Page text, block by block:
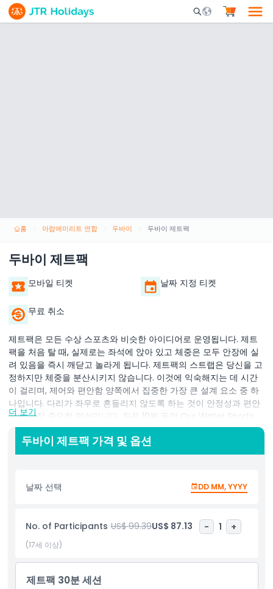
Mobile Search
홈 아랍에미리트 연합 두바이 두바이 제트팩
두바이 제트팩
모바일 티켓 날짜 지정 티켓
무료 취소
제트팩은 모든 수상 스포츠와 비슷한 아이디어로 운영됩니다. 제트
팩을 처음 탈 때, 실제로는 좌석에 앉아 있고 체중은 모두 안장에 실
려 있음을 즉시 깨닫고 놀라게 됩니다. 제트팩의 스트랩은 당신을 고
정하지만 체중을 분산시키지 않습니다. 이것에 익숙해지는 데 시간
이 걸리며, 제어와 편안함 양쪽에서 집중한 가장 큰 설계 요소 중 하
나입니다. 다리가 좌우로 흔들리지 않도록 하는 것이 안정성과 편안
함의 가장 중요한 열쇠입니다. 처음 10분 동안 Our Water Sports
Dubai 전문 강사가 장치 사용법, 이착륙 방법, 손 신호, 안전 절차를
설명하며 그 후 20분 동안 비행 시간을 갖습니다. 몇 분 내에 비행의
자유를 만끽하게 될 것입니다.
하이라이트
포함 사항
아동 성인 정책
더 보기
두바이 제트팩 가격 및 옵션
날짜 선택 DD MM, YYYY
No. of Participants US$ 99.39US$ 87.13 - 1 +
(17세 이상)
제트팩 30분 세션